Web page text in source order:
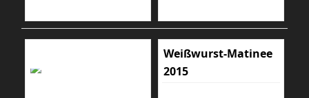
Weißwurst-Matinee
2015